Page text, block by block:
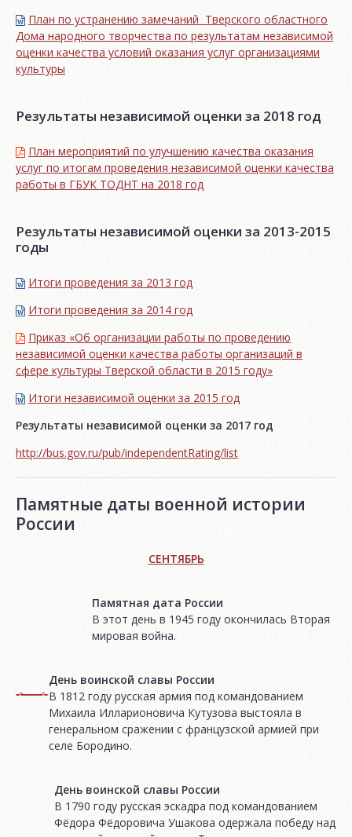
План по устранению замечаний Тверского областного
Дома народного творчества по результатам независимой
оценки качества условий оказания услуг организациями
культуры
Результаты независимой оценки за 2018 год
План мероприятий по улучшению качества оказания
услуг по итогам проведения независимой оценки качества
работы в ГБУК ТОДНТ на 2018 год
Результаты независимой оценки за 2013-2015
годы
Итоги проведения за 2013 год
Итоги проведения за 2014 год
Приказ «Об организации работы по проведению
независимой оценки качества работы организаций в
сфере культуры Тверской области в 2015 году»
Итоги независимой oценки за 2015 год
Результаты независимой оценки за 2017 год
http://bus.gov.ru/pub/independentRating/list
Памятные даты военной истории
России
СЕНТЯБРЬ
Памятная дата России
В этот день в 1945 году окончилась Вторая
мировая война.
День воинской славы России
В 1812 году русская армия под командованием
Михаила Илларионовича Кутузова выстояла в
генеральном сражении с французской армией при
селе Бородино.
День воинской славы России
В 1790 году русская эскадра под командованием
Фёдора Фёдоровича Ушакова одержала победу над